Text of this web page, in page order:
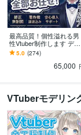
最高品質！個性溢れる男
性Vtuber制作します デビ
ュー完全サポート【表情
差分8個】修正無制限、著
5.0 (274)
65,000
VTuberモデリン